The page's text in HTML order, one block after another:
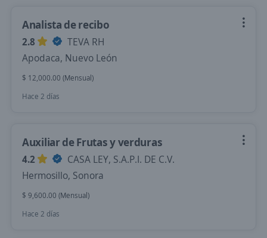
Analista de recibo
2.8
TEVA RH
Apodaca, Nuevo León
$ 12,000.00 (Mensual)
Hace 2 días
Auxiliar de Frutas y verduras
4.2
CASA LEY, S.A.P.I. DE C.V.
Hermosillo, Sonora
$ 9,600.00 (Mensual)
Hace 2 días